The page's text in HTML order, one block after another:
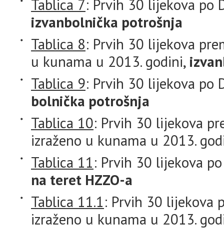
Tablica 7: Prvih 30 lijekova po
izvanbolnička potrošnja
Tablica 8: Prvih 30 lijekova
u kunama u 2013. godini,
Tablica 9: Prvih 30 lijekova po
bolnička potrošnja
Tablica 10: Prvih 30 lijekova
izraženo u kunama u 2013.
Tablica 11: Prvih 30 lijekova
na teret HZZO-a
Tablica 11.1: Prvih 30 lijekova
izraženo u kunama u 2013.